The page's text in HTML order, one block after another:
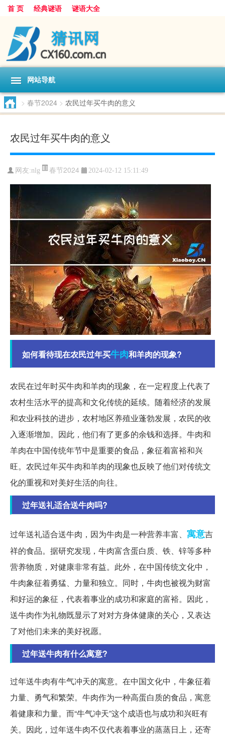
首 页 经典谜语 谜语大全
网站导航
> 春节2024 > 农民过年买牛肉的意义
农民过年买牛肉的意义
网友:nlg 春节2024 2024-02-12 15:11:49
如何看待现在农民过年买牛肉和羊肉的现象?
农民在过年时买牛肉和羊肉的现象，在一定程度上代表了
农村生活水平的提高和文化传统的延续。随着经济的发展
和农业科技的进步，农村地区养殖业蓬勃发展，农民的收
入逐渐增加。因此，他们有了更多的余钱和选择。牛肉和
羊肉在中国传统年节中是重要的食品，象征着富裕和兴
旺。农民过年买牛肉和羊肉的现象也反映了他们对传统文
化的重视和对美好生活的向往。
过年送礼适合送牛肉吗?
过年送礼适合送牛肉，因为牛肉是一种营养丰富、 寓意吉
祥的食品。据研究发现，牛肉富含蛋白质、铁、锌等多种
营养物质，对健康非常有益。此外，在中国传统文化中，
牛肉象征着勇猛、力量和独立。同时，牛肉也被视为财富
和好运的象征，代表着事业的成功和家庭的富裕。因此，
送牛肉作为礼物既显示了对对方身体健康的关心，又表达
了对他们未来的美好祝愿。
过年送牛肉有什么寓意?
过年送牛肉有牛气冲天的寓意。在中国文化中，牛象征着
力量、勇气和繁荣。牛肉作为一种高蛋白质的食品，寓意
着健康和力量。而“牛气冲天”这个成语也与成功和兴旺有
关。因此，过年送牛肉不仅代表着事业的蒸蒸日上，还寄